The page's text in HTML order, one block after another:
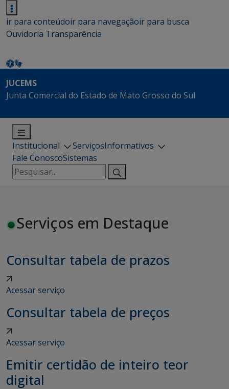
ir para conteúdoir para navegaçãoir para busca
Ouvidoria Transparência
JUCEMS
Junta Comercial do Estado de Mato Grosso do Sul
Institucional ServiçosInformativos
Fale ConoscoSistemas
Pesquisar
por:
Serviços em Destaque
Consultar tabela de prazos
Acessar serviço
Consultar tabela de preços
Acessar serviço
Emitir certidão de inteiro teor
digital